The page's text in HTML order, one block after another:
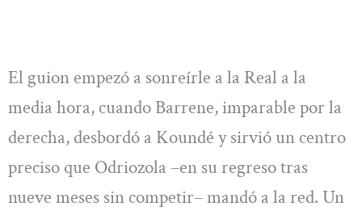
El guion empezó a sonreírle a la Real a la
media hora, cuando Barrene, imparable por la
derecha, desbordó a Koundé y sirvió un centro
preciso que Odriozola –en su regreso tras
nueve meses sin competir– mandó a la red. Un